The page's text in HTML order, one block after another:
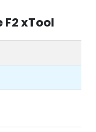
xTool